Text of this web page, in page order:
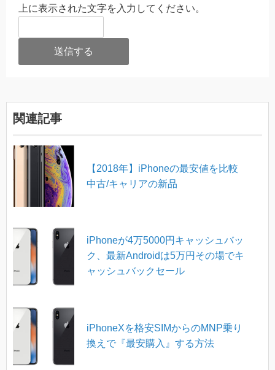
上に表示された文字を入力してください。
関連記事
【2018年】iPhoneの最安値を比較
中古/キャリアの新品
iPhoneが4万5000円キャッシュバッ
ク、最新Androidは5万円その場でキ
ャッシュバックセール
iPhoneXを格安SIMからのMNP乗り
換えで『最安購入』する方法